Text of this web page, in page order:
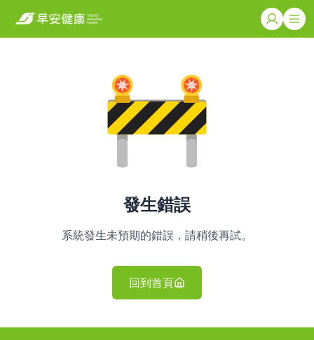
發生錯誤
系統發生未預期的錯誤，請稍後再試。
回到首頁